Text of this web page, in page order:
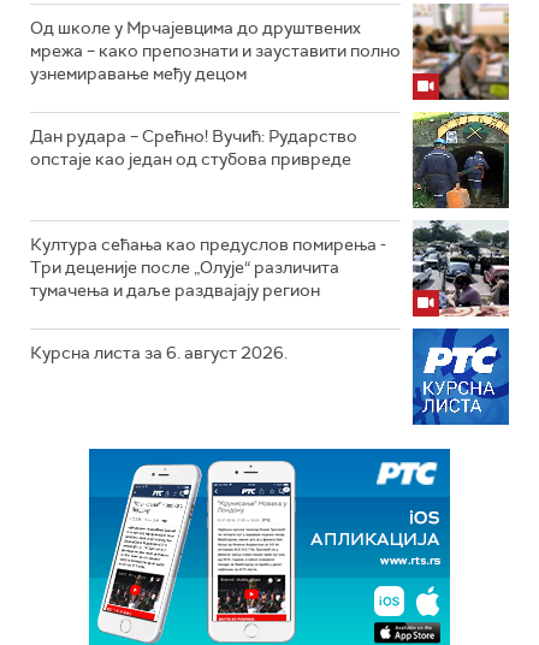
Од школе у Мрчајевцима до друштвених
мрежа – како препознати и зауставити полно
узнемиравање међу децом
Дан рудара – Срећно! Вучић: Рударство
опстаје као један од стубова привреде
Култура сећања као предуслов помирења ­-
Три деценије после „Олује“ различита
тумачења и даље раздвајају регион
Курсна листа за 6. август 2026.